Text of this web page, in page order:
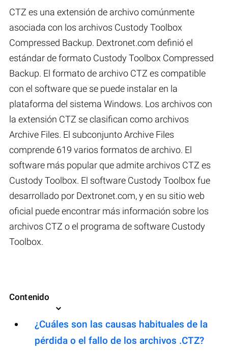
CTZ es una extensión de archivo comúnmente
asociada con los archivos Custody Toolbox
Compressed Backup. Dextronet.com definió el
estándar de formato Custody Toolbox Compressed
Backup. El formato de archivo CTZ es compatible
con el software que se puede instalar en la
plataforma del sistema Windows. Los archivos con
la extensión CTZ se clasifican como archivos
Archive Files. El subconjunto Archive Files
comprende 619 varios formatos de archivo. El
software más popular que admite archivos CTZ es
Custody Toolbox. El software Custody Toolbox fue
desarrollado por Dextronet.com, y en su sitio web
oficial puede encontrar más información sobre los
archivos CTZ o el programa de software Custody
Toolbox.
Contenido
¿Cuáles son las causas habituales de la
pérdida o el fallo de los archivos .CTZ?